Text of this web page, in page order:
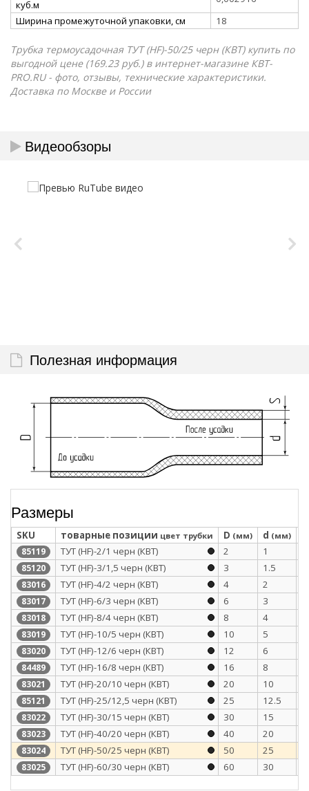
куб.м
Ширина промежуточной упаковки, см
18
Трубка термоусадочная ТУТ (HF)-50/25 черн (КВТ) купить по
выгодной цене (169.23 руб.) в интернет-магазине КВТ-
PRO.RU - фото, отзывы, технические характеристики.
Доставка по Москве и России
Видеообзоры
Полезная информация
Размеры
SKU товарные позиции цвет трубки D (мм) d (мм)
85119 ТУТ (HF)-2/1 черн (КВТ) 2 1
85120 ТУТ (HF)-3/1,5 черн (КВТ) 3 1.5
83016 ТУТ (HF)-4/2 черн (КВТ) 4 2
83017 ТУТ (HF)-6/3 черн (КВТ) 6 3
83018 ТУТ (HF)-8/4 черн (КВТ) 8 4
83019 ТУТ (HF)-10/5 черн (КВТ) 10 5
83020 ТУТ (HF)-12/6 черн (КВТ) 12 6
84489 ТУТ (HF)-16/8 черн (КВТ) 16 8
83021 ТУТ (HF)-20/10 черн (КВТ) 20 10
85121 ТУТ (HF)-25/12,5 черн (КВТ) 25 12.5
83022 ТУТ (HF)-30/15 черн (КВТ) 30 15
83023 ТУТ (HF)-40/20 черн (КВТ) 40 20
83024 ТУТ (HF)-50/25 черн (КВТ) 50 25
83025 ТУТ (HF)-60/30 черн (КВТ) 60 30